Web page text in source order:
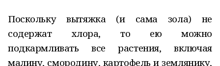
Поскольку вытяжка (и сама зола) не
содержат хлора, то ею можно
подкармливать все растения, включая
малину, смородину, картофель и землянику,